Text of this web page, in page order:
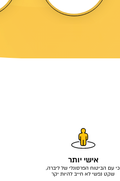
אישי יותר
כי עם הביטוח הפרסונלי של ליברה,
שקט נפשי לא חייב להיות יקר